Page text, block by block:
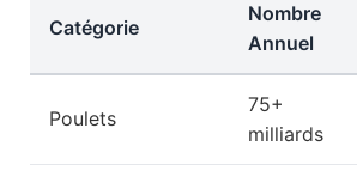
Catégorie
Nombre
Annuel
Poulets
75+
milliards